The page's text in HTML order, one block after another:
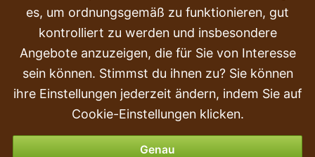
Beschwerden
Transport und Lieferung
Kauf
Rückgabe & Erstattung
Zahlungsmöglichkeiten
es, um ordnungsgemäß zu funktionieren, gut
kontrolliert zu werden und insbesondere
Angebote anzuzeigen, die für Sie von Interesse
sein können. Stimmst du ihnen zu? Sie können
ihre Einstellungen jederzeit ändern, indem Sie auf
Cookie-Einstellungen klicken.
Genau